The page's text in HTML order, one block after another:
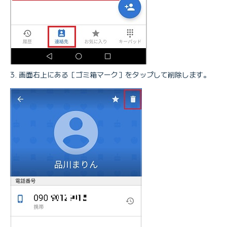
画面右上にある［ゴミ箱マーク］をタップして削除します。